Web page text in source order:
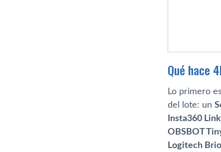
Qué hace
Lo primero
del lote: un
Insta360
OBSBOT
Logitech